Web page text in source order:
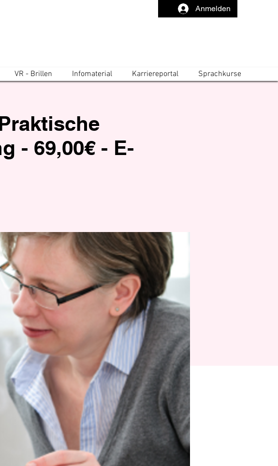
Anmelden
VR - Brillen Infomaterial Karriereportal Sprachkurse
- 69,00€ - E-